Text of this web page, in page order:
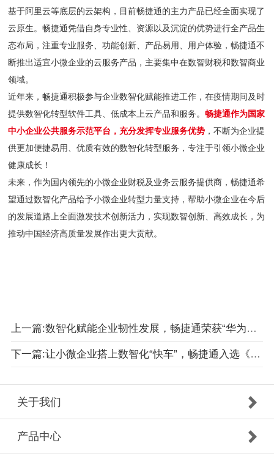
基于阿里云等底层的云架构，目前畅捷通的主力产品已经全面实现了
云原生。畅捷通凭借自身专业性、资源以及沉淀的优势进行全产品生
态布局，注重专业服务、功能创新、产品易用、用户体验，畅捷通不
断推出适宜小微企业的云服务产品，主要集中在数智财税和数智商业
领域。
近年来，畅捷通积极参与企业数智化赋能推进工作，在疫情期间及时
提供数智化转型软件工具、低成本上云产品和服务。畅捷通作为国家
中小企业公共服务示范平台，充分发挥专业服务优势 ，不断为企业提
供更加便捷易用、优质有效的数智化转型服务，专注于引领小微企业
健康成长！
未来，作为国内领先的小微企业财税及业务云服务提供商，畅捷通希
望通过数智化产品给予小微企业转型力量支持，帮助小微企业在今后
的发展道路上全面激发技术创新活力，实现数智创新、高效成长，为
推动中国经济高质量发展作出更大贡献。
上一篇:数智化赋能企业韧性发展，畅捷通荣获“华为云专精特新优秀生态解决方案奖”！
下一篇:让小微企业搭上数智化“快车”，畅捷通入选《前沿数字技术创新应用案例集》！
关于我们
产品中心